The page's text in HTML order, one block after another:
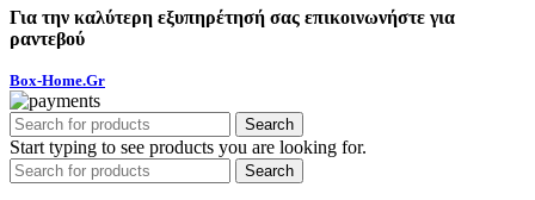
Για την καλύτερη εξυπηρέτησή σας επικοινωνήστε για
ραντεβού
Box-Home.Gr
Search
Start typing to see products you are looking for.
Search